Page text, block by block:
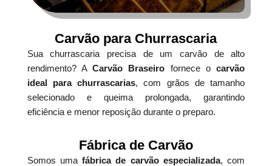
Carvão para Churrascaria
Sua churrascaria precisa de um carvão de alto
rendimento? ACarvão Braseiro fornece ocarvão
ideal para churrascarias, com grãos de tamanho
selecionado e queima prolongada, garantindo
eficiência e menor reposição durante o preparo.
Fábrica de Carvão
Somos umafábrica de carvão especializada, com